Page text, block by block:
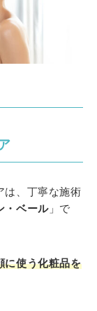
は、丁寧な施術
・ベール」で
に使う化粧品を